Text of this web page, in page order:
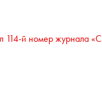
114-й номер журнала